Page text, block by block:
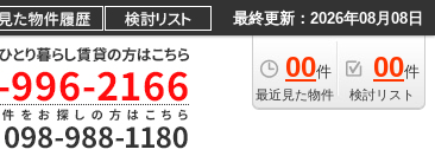
最終更新：2026年08月08日
00件
最近見た物件
00件
検討リスト